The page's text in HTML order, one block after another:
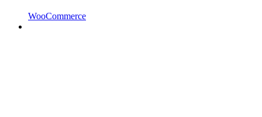
WooCommerce